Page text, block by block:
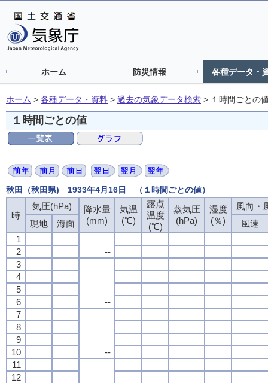
ホーム 防災情報 各種データ・
ホーム > 各種データ・資料 > 過去の気象データ検索 > １時間ごとの
１時間ごとの値
秋田（秋田県) 1933年4月16日 （１時間ごとの値）
時
気圧(hPa)
降水量
(mm)
気温
(℃)
露点
温度
(℃)
蒸気圧
(hPa)
湿度
(％)
風向・
現地
海面
風速
1
--
2
3
--
4
5
6
7
--
8
9
10
11
12